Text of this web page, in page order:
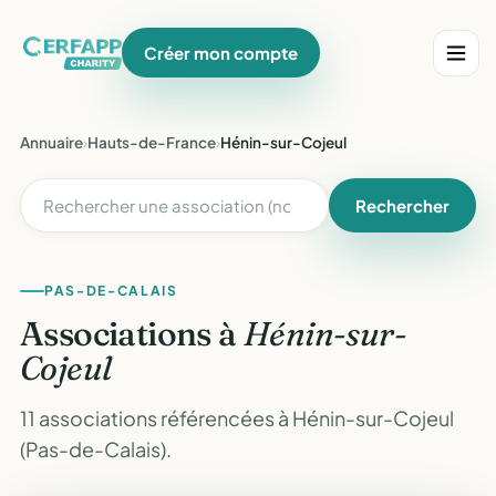
Créer mon compte
Annuaire›Hauts-de-France›Hénin-sur-Cojeul
Rechercher
PAS-DE-CALAIS
Associations àHénin-sur-
Cojeul
11 associations référencées à Hénin-sur-Cojeul
(Pas-de-Calais).